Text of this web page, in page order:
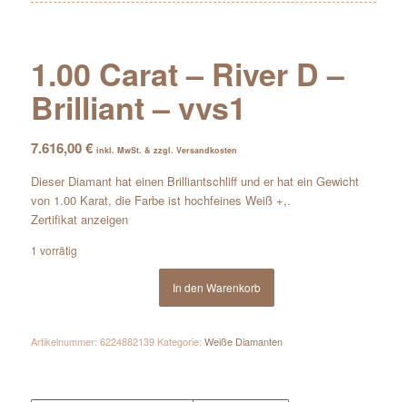
1.00 Carat – River D –
Brilliant – vvs1
7.616,00€ inkl. MwSt. & zzgl. Versandkosten
Dieser Diamant hat einen Brilliantschliff und er hat ein Gewicht
von 1.00 Karat, die Farbe ist hochfeines Weiß +,.
Zertifikat anzeigen
1 vorrätig
In den Warenkorb
Artikelnummer: 6224882139 Kategorie: Weiße Diamanten